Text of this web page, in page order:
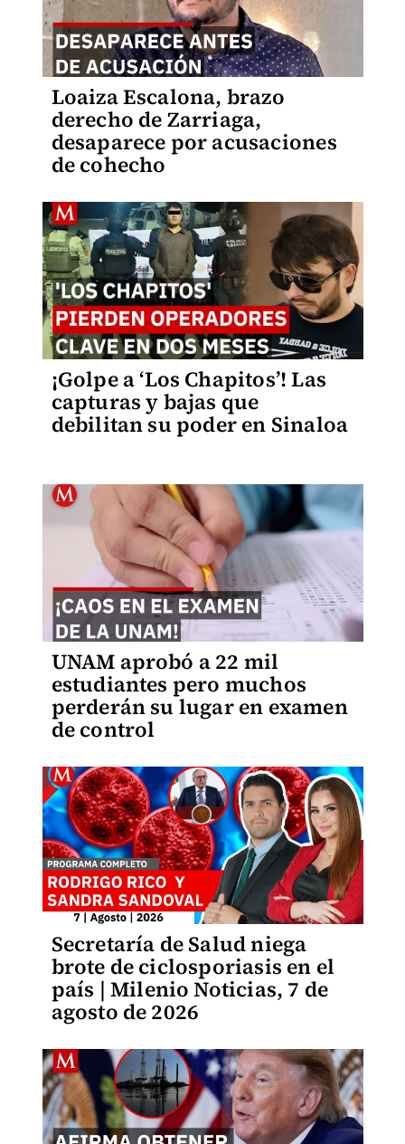
Loaiza Escalona, brazo
derecho de Zarriaga,
desaparece por acusaciones
de cohecho
¡Golpe a ‘Los Chapitos’! Las
capturas y bajas que
debilitan su poder en Sinaloa
UNAM aprobó a 22 mil
estudiantes pero muchos
perderán su lugar en examen
de control
Secretaría de Salud niega
brote de ciclosporiasis en el
país | Milenio Noticias, 7 de
agosto de 2026